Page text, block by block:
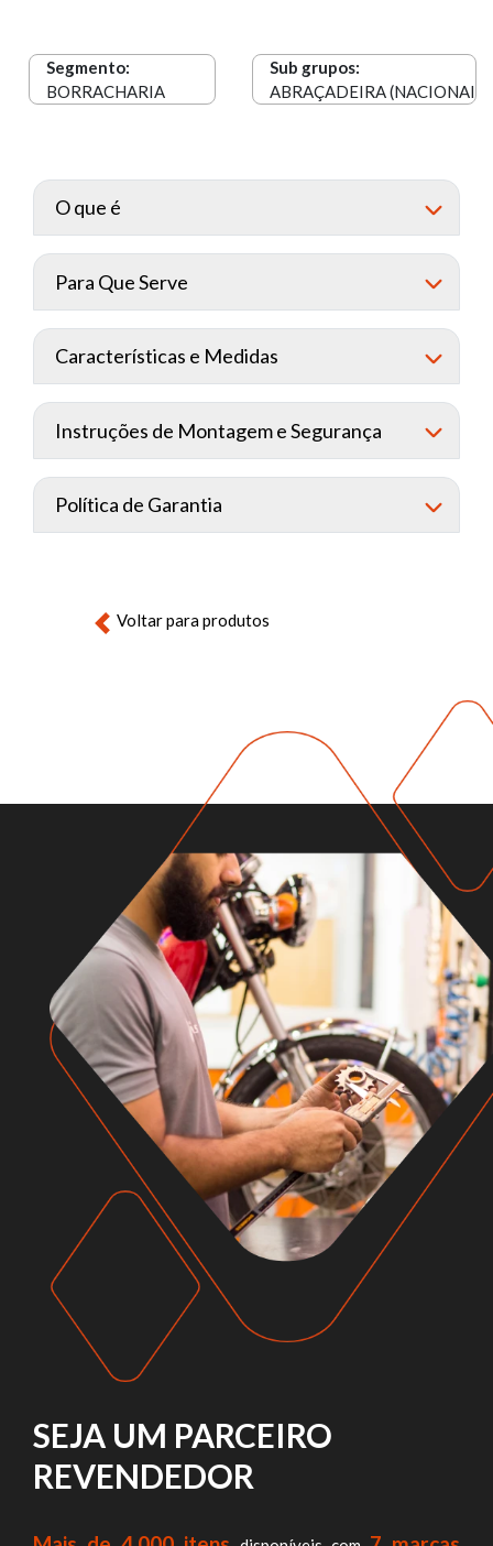
Segmento:
BORRACHARIA
Sub grupos:
ABRAÇADEIRA (NACIONAIS)
O que é
Para Que Serve
Características e Medidas
Instruções de Montagem e Segurança
Política de Garantia
Voltar para produtos
SEJA UM PARCEIRO
REVENDEDOR